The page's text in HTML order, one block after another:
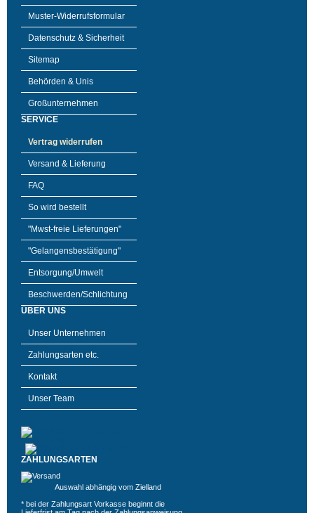
Muster-Widerrufsformular
Datenschutz & Sicherheit
Sitemap
Behörden & Unis
Großunternehmen
SERVICE
Vertrag widerrufen
Versand & Lieferung
FAQ
So wird bestellt
"Mwst-freie Lieferungen"
"Gelangensbestätigung"
Entsorgung/Umwelt
Beschwerden/Schlichtung
ÜBER UNS
Unser Unternehmen
Zahlungsarten etc.
Kontakt
Unser Team
ZAHLUNGSARTEN
Auswahl abhängig vom Zielland
* bei der Zahlungsart Vorkasse beginnt die